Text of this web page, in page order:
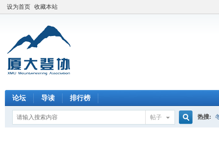
设为首页 收藏本站
论坛 导读 排行榜
帖子 热搜: